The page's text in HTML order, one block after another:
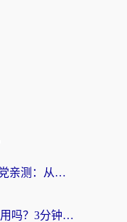
如何翻墙到中国免费？海外党亲测：从踩坑到选对加速器的全攻略
海外党必看：云极和Bling好用吗？3分钟教你选对回国加速器